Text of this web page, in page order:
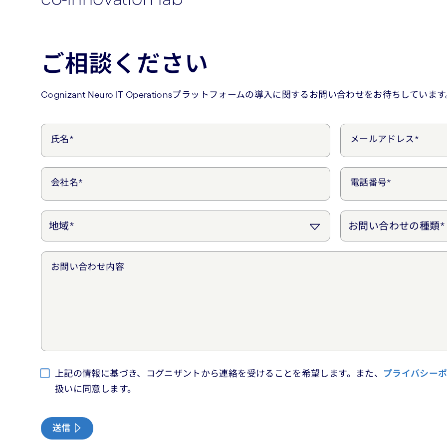
ご相談ください
Cognizant Neuro IT Operationsプラットフォームの導入に関するお問い合わせをお待ちしています
氏名* メールアドレス*
会社名* 電話番号*
お問い合わせ内容
上記の情報に基づき、コグニザントから連絡を受けることを希望します。また、
プライバシー
扱いに同意します。
送信